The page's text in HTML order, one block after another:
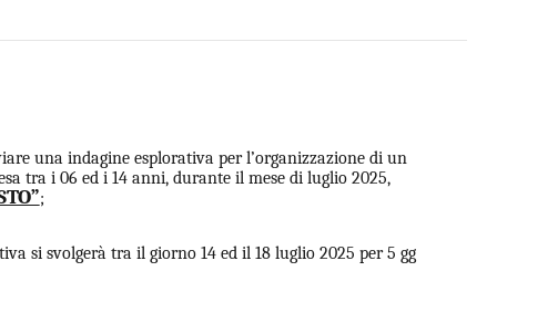
una indagine esplorativa per l’organizzazione di un
tra i 06 ed i 14 anni, durante il mese di luglio 2025,
;
si svolgerà tra il giorno 14 ed il 18 luglio 2025 per 5 gg